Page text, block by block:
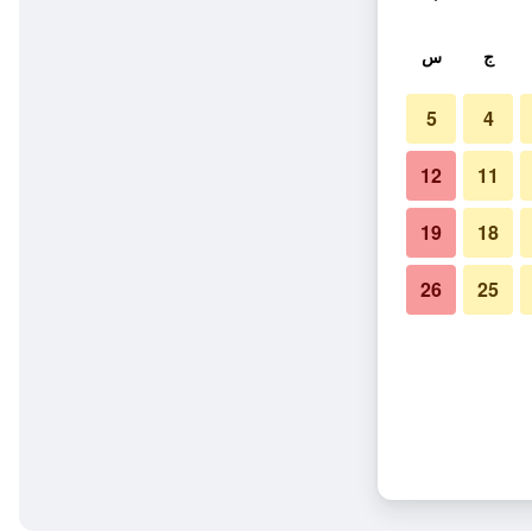
ج س
4
5
11
12
18
19
25
26